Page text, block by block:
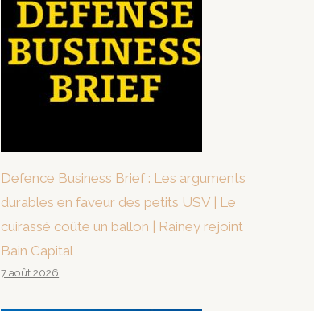
Defence Business Brief : Les arguments
durables en faveur des petits USV | Le
cuirassé coûte un ballon | Rainey rejoint
Bain Capital
7 août 2026